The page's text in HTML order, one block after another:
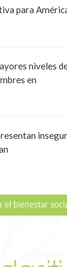
para
niveles
en